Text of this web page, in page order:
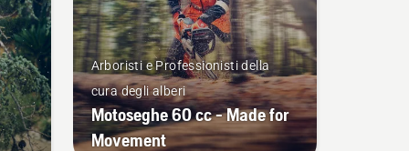
Arboristi e Professionisti della
cura degli alberi
Motoseghe 60 cc - Made for
Movement